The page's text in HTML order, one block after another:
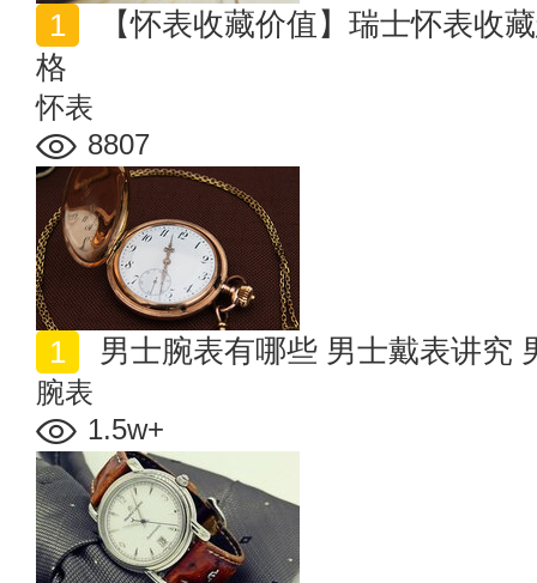
格
怀表
8807
男士腕表有哪些 男士戴表讲究
腕表
1.5w+